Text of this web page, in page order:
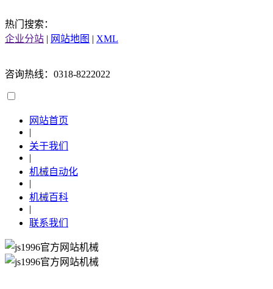
热门搜索：
企业分站 | 网站地图 | XML
咨询热线：0318-8222022
网站首页
|
关于我们
|
机械自动化
|
机械百科
|
联系我们